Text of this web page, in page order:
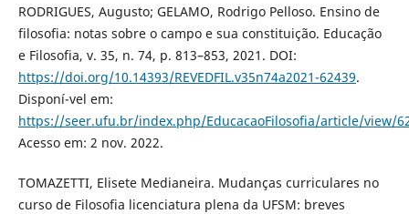
RODRIGUES, Augusto; GELAMO, Rodrigo Pelloso. Ensino de
filosofia: notas sobre o campo e sua constituição. Educação
e Filosofia, v. 35, n. 74, p. 813–853, 2021. DOI:
https://doi.org/10.14393/REVEDFIL.v35n74a2021-62439.
Disponí-vel em:
https://seer.ufu.br/index.php/EducacaoFilosofia/article/view/
Acesso em: 2 nov. 2022.
TOMAZETTI, Elisete Medianeira. Mudanças curriculares no
curso de Filosofia licenciatura plena da UFSM: breves